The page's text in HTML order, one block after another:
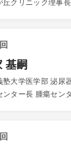
丘クリニック理事長
基嗣
塾大学医学部 泌尿
ンター長 腫瘍セン